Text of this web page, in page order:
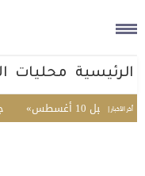
الرئيسية محليات
أخر الأخبار | جمعية أغسطس